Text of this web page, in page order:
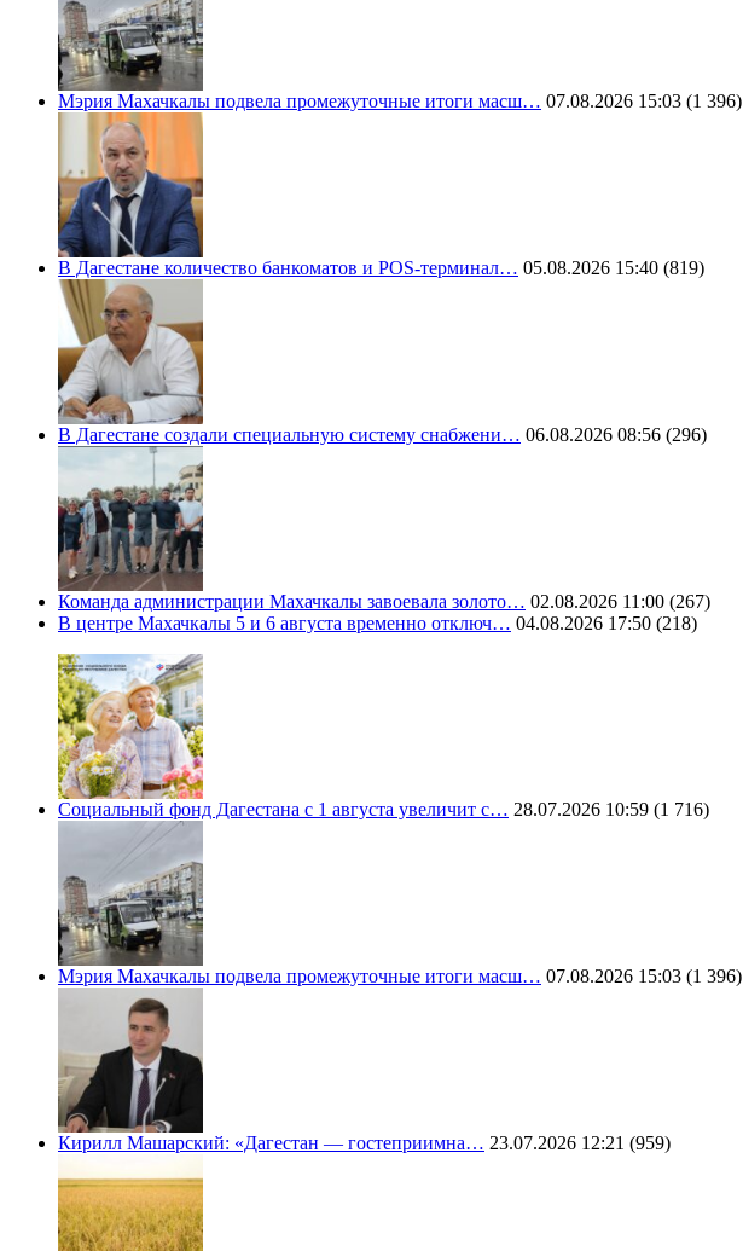
Мэрия Махачкалы подвела промежуточные итоги масш… 07.08.2026 15:03 (1 396)
В Дагестане количество банкоматов и POS-терминал… 05.08.2026 15:40 (819)
В Дагестане создали специальную систему снабжени… 06.08.2026 08:56 (296)
Команда администрации Махачкалы завоевала золото… 02.08.2026 11:00 (267)
В центре Махачкалы 5 и 6 августа временно отключ… 04.08.2026 17:50 (218)
Социальный фонд Дагестана с 1 августа увеличит с… 28.07.2026 10:59 (1 716)
Мэрия Махачкалы подвела промежуточные итоги масш… 07.08.2026 15:03 (1 396)
Кирилл Машарский: «Дагестан — гостеприимна… 23.07.2026 12:21 (959)